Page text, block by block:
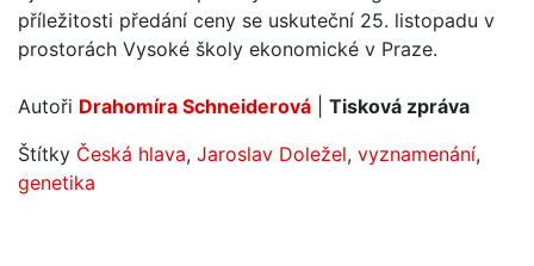
příležitosti předání ceny se uskuteční 25. listopadu v
prostorách Vysoké školy ekonomické v Praze.
Autoři Drahomíra Schneiderová
Tisková zpráva
Štítky Česká hlava, Jaroslav Doležel, vyznamenání,
genetika